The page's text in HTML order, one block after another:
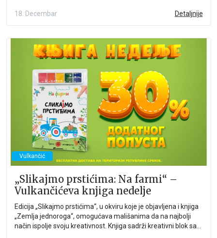
inteligenciju i duboko poštovanje prema životu i okolini.
18. Decembar Detaljnije
Vulkančić
„Slikajmo prstićima: Na farmi“ –
Vulkančićeva knjiga nedelje
Edicija „Slikajmo prstićima“, u okviru koje je objavljena i knjiga
„Zemlja jednoroga“, omogućava mališanima da na najbolji
način ispolje svoju kreativnost. Knjiga sadrži kreativni blok sa